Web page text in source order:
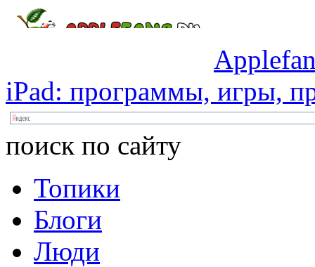
iPad: программы, игры,
поиск по сайту
Топики
Блоги
Люди